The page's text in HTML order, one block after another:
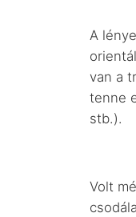
A
van a
tenne
stb.).
Volt